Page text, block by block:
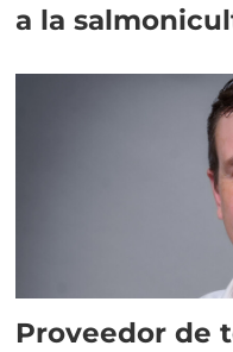
a la
Proveedor de